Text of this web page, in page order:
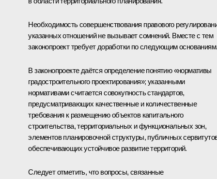
Необходимость совершенствования правового
указанных отношений не вызывает сомнений. Вместе с тем
законопроект требует доработки по следующим
В законопроекте даётся определение понятию «нормативы
градостроительного проектирования»; указанными
нормативами считается совокупность стандартов,
предусматривающих качественные и количественные
требования к размещению объектов капитального
строительства, территориальных и функциональных зон,
элементов планировочной структуры, публичных
обеспечивающих устойчивое развитие территорий.
Следует отметить, что вопросы, связанные